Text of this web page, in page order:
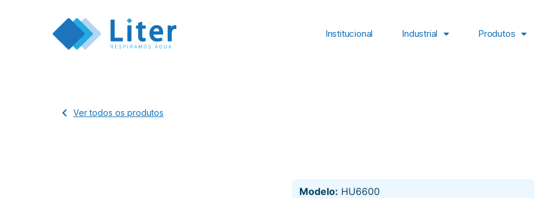
Institucional Industrial Produtos
Ver todos os produtos
Modelo: HU6600